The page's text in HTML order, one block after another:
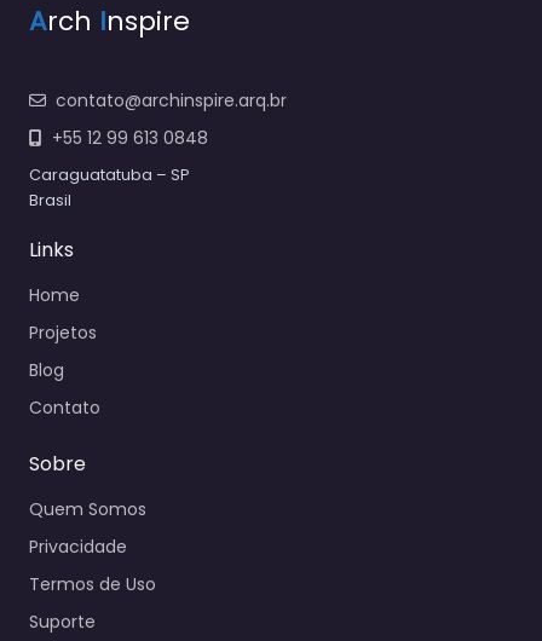
Arch Inspire
contato@archinspire.arq.br
+55 12 99 613 0848
Caraguatatuba – SP
Brasil
Links
Home
Projetos
Blog
Contato
Sobre
Quem Somos
Privacidade
Termos de Uso
Suporte